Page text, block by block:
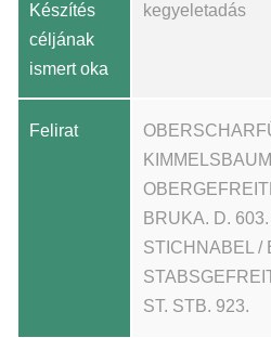
Készítés
céljának
ismert oka
kegyeletadás
Felirat
BRUKA. D.
STICHNABEL /
ST. STB. 923.